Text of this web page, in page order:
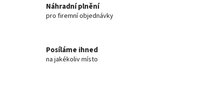
Náhradní plnění
pro firemní objednávky
Posíláme ihned
na jakékoliv místo